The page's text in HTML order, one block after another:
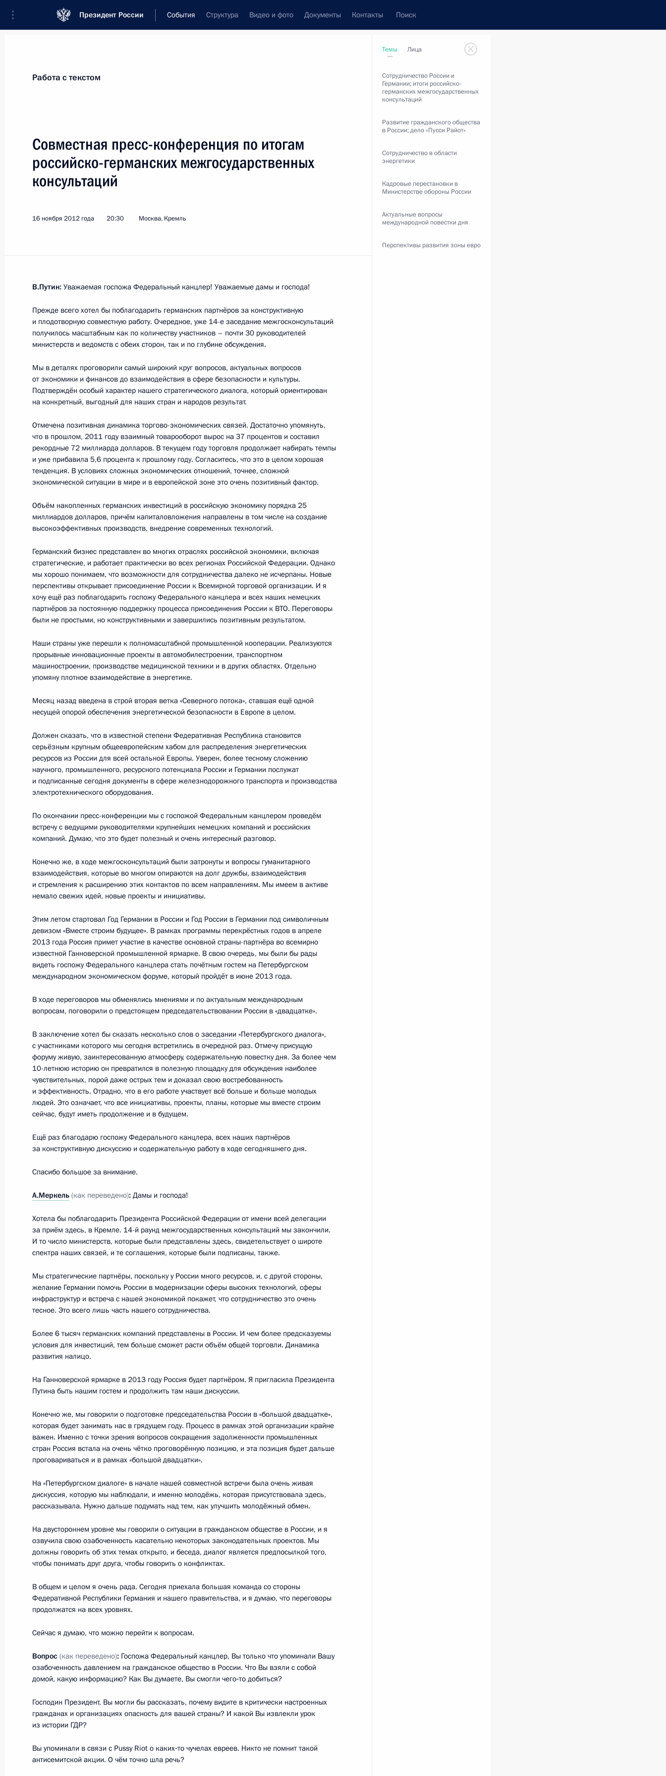
Президент России События Структура Видео и фото Документы Контакты Поиск
Комиссии и советы
ноябрь, 2012
Новости
Послания Федеральному Собранию
Заявления по важнейшим вопросам
Совещания, заседания, рабочие встречи
Пресс-конференции
Интервью
Рабочая встреча с губернатором Калининградской области
Николаем Цукановым
26 ноября 2012 года, 13:30 Московская область, Ново-Огарёво
23 ноября 2012 года, пятница
Встреча с Владимиром Потаниным
23 ноября 2012 года, 16:45 Московская область, Ново-Огарёво
Рабочая встреча с руководителем Федеральной
антимонопольной службы Игорем Артемьевым
23 ноября 2012 года, 12:30 Москва, Кремль
22 ноября 2012 года, четверг
Заседание наблюдательного совета Агентства стратегических
инициатив
22 ноября 2012 года, 13:30 Москва, Кремль
Рабочая встреча с Виктором Ишаевым и Евгением Додом
22 ноября 2012 года, 11:15
Заседание Совета Безопасности в расширенном составе
20 ноября 2012 года, вторник
Встреча с главой Республики Бурятия Вячеславом Наговицыным
службы Михаилом Мишустиным
20 ноября 2012 года, 13:20 Московская область, Ново-Огарёво
19 ноября 2012 года, понедельник
Встреча с председателем правления газовой компании
«НОВАТЭК» Леонидом Михельсоном
19 ноября 2012 года, 14:45 Московская область, Ново-Огарёво
Дмитрием Рогозиным
19 ноября 2012 года, 13:45 Московская область, Ново-Огарёво
16 ноября 2012 года, пятница
межгосударственных консультаций
16 ноября 2012 года, 20:30 Москва, Кремль
Начало российско-германских межгосударственных консультаций
16 ноября 2012 года, 18:15
Меркель
16 ноября 2012 года, 17:30 Москва, Кремль
Российско-германский форум «Петербургский диалог»
16 ноября 2012 года, 17:00
Встреча с руководством общественного объединения
предпринимателей «ОПОРА России»
15 ноября 2012 года, 17:00 Московская область, Ново-Огарёво
14 ноября 2012 года, среда
14 ноября 2012 года, 18:30 Московская область, Ново-Огарёво
Встреча с Николя Саркози
14 ноября 2012 года, 16:30 Московская область, Ново-Огарёво
14 ноября 2012 года, 12:30 Московская область, Ново-Огарёво
13 ноября 2012 года, вторник
Встреча с Президентом Конго Дени Сассу-Нгессо
13 ноября 2012 года, 16:45 Московская область, Ново-Огарёво
Работа с текстом
Совместная пресс-конференция по итогам
российско-германских межгосударственных
консультаций
16 ноября 2012 года 20:30 Москва, Кремль
В.Путин: Уважаемая госпожа Федеральный канцлер! Уважаемые дамы и господа!
Прежде всего хотел бы поблагодарить германских партнёров за конструктивную
и плодотворную совместную работу. Очередное, уже 14-е заседание межгосконсультаций
получилось масштабным как по количеству участников – почти 30 руководителей
министерств и ведомств с обеих сторон, так и по глубине обсуждения.
Мы в деталях проговорили самый широкий круг вопросов, актуальных вопросов
от экономики и финансов до взаимодействия в сфере безопасности и культуры.
Подтверждён особый характер нашего стратегического диалога, который ориентирован
на конкретный, выгодный для наших стран и народов результат.
Отмечена позитивная динамика торгово-экономических связей. Достаточно упомянуть,
что в прошлом, 2011 году взаимный товарооборот вырос на 37 процентов и составил
рекордные 72 миллиарда долларов. В текущем году торговля продолжает набирать темпы
и уже прибавила 5,6 процента к прошлому году. Согласитесь, что это в целом хорошая
тенденция. В условиях сложных экономических отношений, точнее, сложной
экономической ситуации в мире и в европейской зоне это очень позитивный фактор.
Объём накопленных германских инвестиций в российскую экономику порядка 25
миллиардов долларов, причём капиталовложения направлены в том числе на создание
высокоэффективных производств, внедрение современных технологий.
Германский бизнес представлен во многих отраслях российской экономики, включая
стратегические, и работает практически во всех регионах Российской Федерации. Однако
мы хорошо понимаем, что возможности для сотрудничества далеко не исчерпаны. Новые
перспективы открывает присоединение России к Всемирной торговой организации. И я
хочу ещё раз поблагодарить госпожу Федерального канцлера и всех наших немецких
партнёров за постоянную поддержку процесса присоединения России к ВТО. Переговоры
были не простыми, но конструктивными и завершились позитивным результатом.
Наши страны уже перешли к полномасштабной промышленной кооперации. Реализуются
прорывные инновационные проекты в автомобилестроении, транспортном
машиностроении, производстве медицинской техники и в других областях. Отдельно
упомяну плотное взаимодействие в энергетике.
Месяц назад введена в строй вторая ветка «Северного потока», ставшая ещё одной
несущей опорой обеспечения энергетической безопасности в Европе в целом.
Должен сказать, что в известной степени Федеративная Республика становится
серьёзным крупным общеевропейским хабом для распределения энергетических
ресурсов из России для всей остальной Европы. Уверен, более тесному сложению
научного, промышленного, ресурсного потенциала России и Германии послужат
и подписанные сегодня документы в сфере железнодорожного транспорта и производства
электротехнического оборудования.
По окончании пресс-конференции мы с госпожой Федеральным канцлером проведём
встречу с ведущими руководителями крупнейших немецких компаний и российских
компаний. Думаю, что это будет полезный и очень интересный разговор.
Конечно же, в ходе межгосконсультаций были затронуты и вопросы гуманитарного
взаимодействия, которые во многом опираются на долг дружбы, взаимодействия
и стремления к расширению этих контактов по всем направлениям. Мы имеем в активе
немало свежих идей, новые проекты и инициативы.
Этим летом стартовал Год Германии в России и Год России в Германии под символичным
девизом «Вместе строим будущее». В рамках программы перекрёстных годов в апреле
2013 года Россия примет участие в качестве основной страны-партнёра во всемирно
известной Ганноверской промышленной ярмарке. В свою очередь, мы были бы рады
видеть госпожу Федерального канцлера стать почётным гостем на Петербургском
международном экономическом форуме, который пройдёт в июне 2013 года.
В ходе переговоров мы обменялись мнениями и по актуальным международным
вопросам, поговорили о предстоящем председательствовании России в «двадцатке».
В заключение хотел бы сказать несколько слов о заседании «Петербургского диалога»,
с участниками которого мы сегодня встретились в очередной раз. Отмечу присущую
форуму живую, заинтересованную атмосферу, содержательную повестку дня. За более чем
10-летнюю историю он превратился в полезную площадку для обсуждения наиболее
чувствительных, порой даже острых тем и доказал свою востребованность
и эффективность. Отрадно, что в его работе участвует всё больше и больше молодых
людей. Это означает, что все инициативы, проекты, планы, которые мы вместе строим
сейчас, будут иметь продолжение и в будущем.
Ещё раз благодарю госпожу Федерального канцлера, всех наших партнёров
за конструктивную дискуссию и содержательную работу в ходе сегодняшнего дня.
Спасибо большое за внимание.
А.Меркель (как переведено): Дамы и господа!
Хотела бы поблагодарить Президента Российской Федерации от имени всей делегации
за приём здесь, в Кремле. 14-й раунд межгосударственных консультаций мы закончили.
И то число министерств, которые были представлены здесь, свидетельствует о широте
спектра наших связей, и те соглашения, которые были подписаны, также.
Мы стратегические партнёры, поскольку у России много ресурсов, и, с другой стороны,
желание Германии помочь России в модернизации сферы высоких технологий, сферы
инфраструктур и встреча с нашей экономикой покажет, что сотрудничество это очень
тесное. Это всего лишь часть нашего сотрудничества.
Более 6 тысяч германских компаний представлены в России. И чем более предсказуемы
условия для инвестиций, тем больше сможет расти объём общей торговли. Динамика
развития налицо.
На Ганноверской ярмарке в 2013 году Россия будет партнёром. Я пригласила Президента
Путина быть нашим гостем и продолжить там наши дискуссии.
Конечно же, мы говорили о подготовке председательства России в «большой двадцатке»,
которая будет занимать нас в грядущем году. Процесс в рамках этой организации крайне
важен. Именно с точки зрения вопросов сокращения задолженности промышленных
стран Россия встала на очень чётко проговорённую позицию, и эта позиция будет дальше
проговариваться и в рамках «большой двадцатки».
На «Петербургском диалоге» в начале нашей совместной встречи была очень живая
дискуссия, которую мы наблюдали, и именно молодёжь, которая присутствовала здесь,
рассказывала. Нужно дальше подумать над тем, как улучшить молодёжный обмен.
На двустороннем уровне мы говорили о ситуации в гражданском обществе в России, и я
озвучила свою озабоченность касательно некоторых законодательных проектов. Мы
должны говорить об этих темах открыто, и беседа, диалог является предпосылкой того,
чтобы понимать друг друга, чтобы говорить о конфликтах.
В общем и целом я очень рада. Сегодня приехала большая команда со стороны
Федеративной Республики Германия и нашего правительства, и я думаю, что переговоры
продолжатся на всех уровнях.
Сейчас я думаю, что можно перейти к вопросам.
Вопрос (как переведено): Госпожа Федеральный канцлер, Вы только что упоминали Вашу
озабоченность давлением на гражданское общество в России. Что Вы взяли с собой
домой, какую информацию? Как Вы думаете, Вы смогли чего‑то добиться?
Господин Президент, Вы могли бы рассказать, почему видите в критически настроенных
гражданах и организациях опасность для вашей страны? И какой Вы извлекли урок
из истории ГДР?
Вы упоминали в связи с Pussy Riot о каких‑то чучелах евреев. Никто не помнит такой
антисемитской акции. О чём точно шла речь?
Темы
Сотрудничество России и
Германии; итоги российско-
германских межгосударственных
консультаций
Развитие гражданского общества
в России; дело «Пусси Райот»
Сотрудничество в области
энергетики
Кадровые перестановки в
Министерстве обороны России
Актуальные вопросы
международной повестки дня
Перспективы развития зоны евро
Лица